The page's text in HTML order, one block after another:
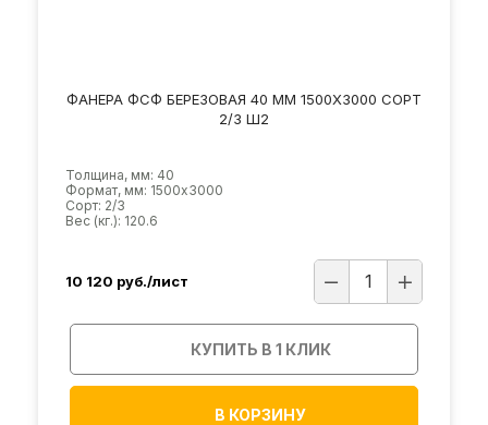
ФАНЕРА ФСФ БЕРЕЗОВАЯ 40 ММ 1500Х3000 СОРТ
2/3 Ш2
Толщина, мм: 40
Формат, мм: 1500х3000
Сорт: 2/3
Вес (кг.): 120.6
10 120 руб./лист
КУПИТЬ В 1 КЛИК
В КОРЗИНУ